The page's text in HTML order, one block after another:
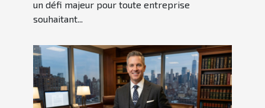
entreprises
un défi majeur pour toute entreprise
souhaitant...